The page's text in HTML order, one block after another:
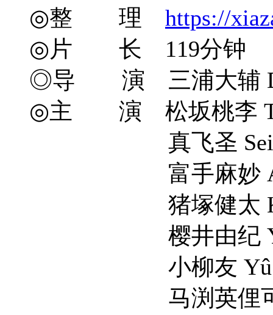
◎整 理 https://
◎片 长 119分钟
◎导 演 三浦大辅
◎主 演 松坂桃李
真飞圣 Sei
富手麻妙 Ami
猪塚健太
樱井由纪 Yuki
小柳友 Yû
马渕英俚可